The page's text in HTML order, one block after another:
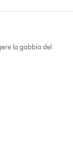
la gabbia del